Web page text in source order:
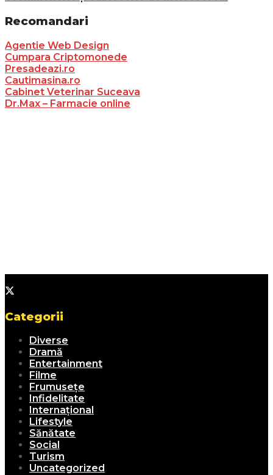
Recomandari
Agentie Web Design
Cumpara Criptomonede
Presadeazi.ro
Cautimasina.ro
Cabinet Veterinar Suceava
Dr.Max – Farmacie online
Categorii
Diverse
Dramă
Entertainment
Filme
Frumusețe
Infidelitate
Internațional
Lifestyle
Sănătate
Social
Turism
Uncategorized